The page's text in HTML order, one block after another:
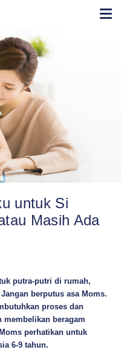
untuk Si
Masih Ada
putra-putri di rumah,
berputus asa Moms.
proses dan
beragam
perhatikan untuk
6-9 tahun.